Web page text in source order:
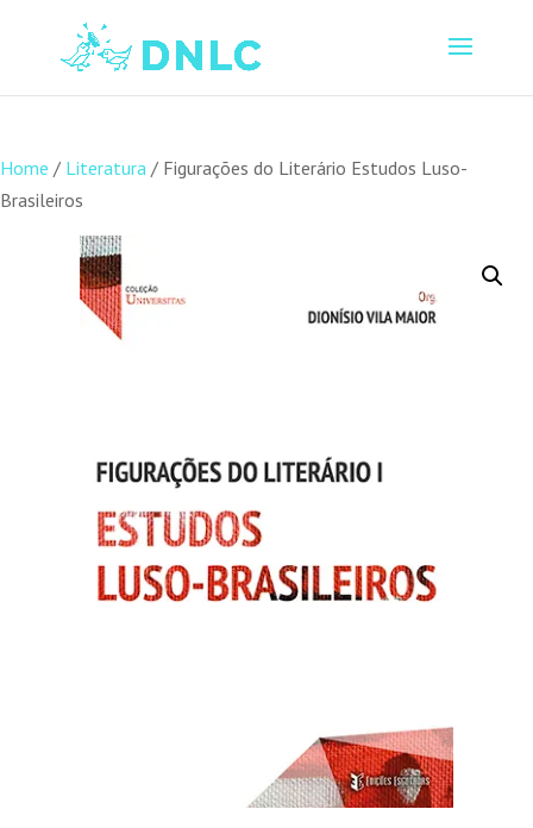
Home / Literatura / Figurações do Literário Estudos Luso-
Brasileiros